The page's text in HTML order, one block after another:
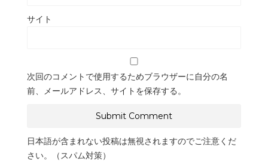
サイト
次回のコメントで使用するためブラウザーに自分の名
前、メールアドレス、サイトを保存する。
日本語が含まれない投稿は無視されますのでご注意くだ
さい。（スパム対策）